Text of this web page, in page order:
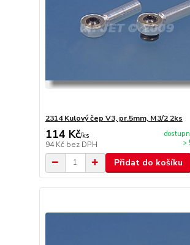
2314 Kulový čep V3, pr.5mm, M3/2 2ks
114 Kč/ks
94 Kč bez DPH
>
Přidat do košíku